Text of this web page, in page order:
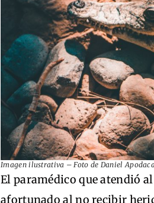
Imagen ilustrativa – Foto de Daniel
El paramédico que atendió
afortunado al no recibir